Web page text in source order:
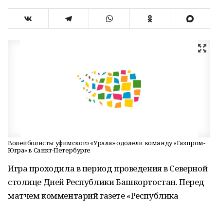
Волейболисты уфимского «Урала» одолели команду «Газпром-
Югра» в Санкт-Петербурге
Игра проходила в период проведения в Северной
столице Дней Республики Башкортостан. Перед
матчем комментарий газете «Республика